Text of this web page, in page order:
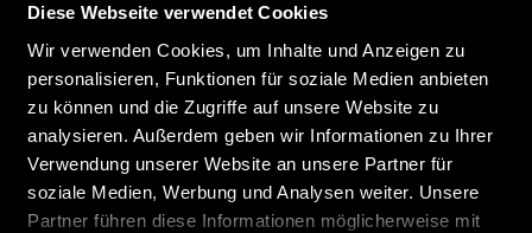
Diese Webseite verwendet Cookies
Wir verwenden Cookies, um Inhalte und Anzeigen zu
personalisieren, Funktionen für soziale Medien anbieten
zu können und die Zugriffe auf unsere Website zu
analysieren. Außerdem geben wir Informationen zu Ihrer
Verwendung unserer Website an unsere Partner für
soziale Medien, Werbung und Analysen weiter. Unsere
Partner führen diese Informationen möglicherweise mit
Capacity [mAh]:900 mAh
Max. Discharge current[mA]:850 mA
Max. pulse current[mA]:1.500 mA
temperature [°C]:-40 ~ +70
Hersteller: Jauch